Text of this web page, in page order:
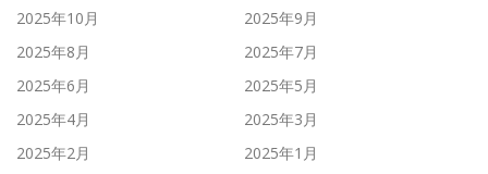
2025年10月
2025年9月
2025年8月
2025年7月
2025年6月
2025年5月
2025年4月
2025年3月
2025年2月
2025年1月